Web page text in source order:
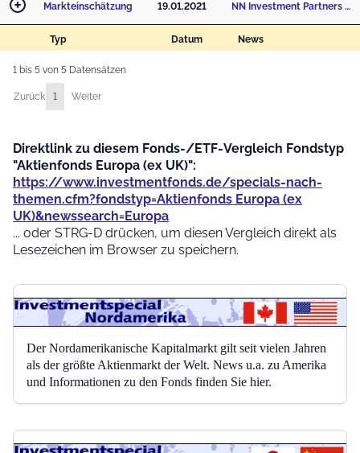
Markteinschätzung 19.01.2021 NN Investment Partners sieht europäische und japanische Aktien 2021 vorne
Typ Datum News
1 bis 5 von 5 Datensätzen
Zurück 1 Weiter
Direktlink zu diesem Fonds-/ETF-Vergleich Fondstyp
"Aktienfonds Europa (ex UK)":
https://www.investmentfonds.de/specials-nach-
themen.cfm?fondstyp=Aktienfonds Europa (ex
UK)&newssearch=Europa
... oder STRG-D drücken, um diesen Vergleich direkt als
Lesezeichen im Browser zu speichern.
Der Nordamerikanische Kapitalmarkt gilt seit vielen Jahren
als der größte Aktienmarkt der Welt. News u.a. zu Amerika
und Informationen zu den Fonds finden Sie hier.